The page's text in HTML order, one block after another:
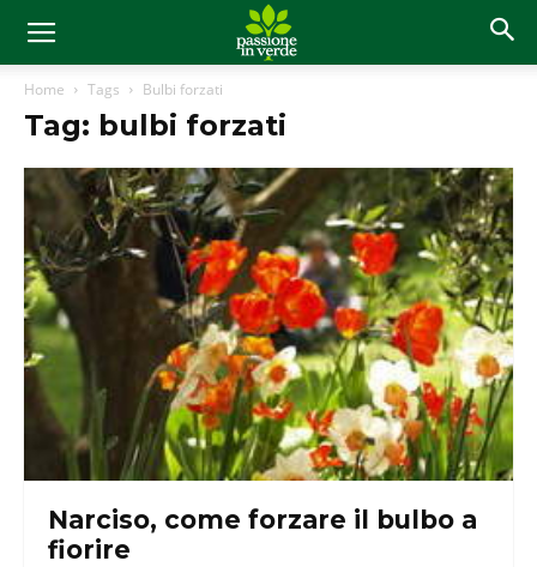
Home Tags Bulbi forzati
Tag: bulbi forzati
Narciso, come forzare il bulbo a
fiorire